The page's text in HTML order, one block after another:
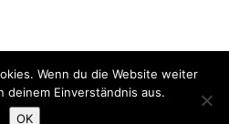
Falkenhofgasse Graz. Alle Rechte
Impressum
Wenn du die Website weiter
deinem Einverständnis aus.
OK